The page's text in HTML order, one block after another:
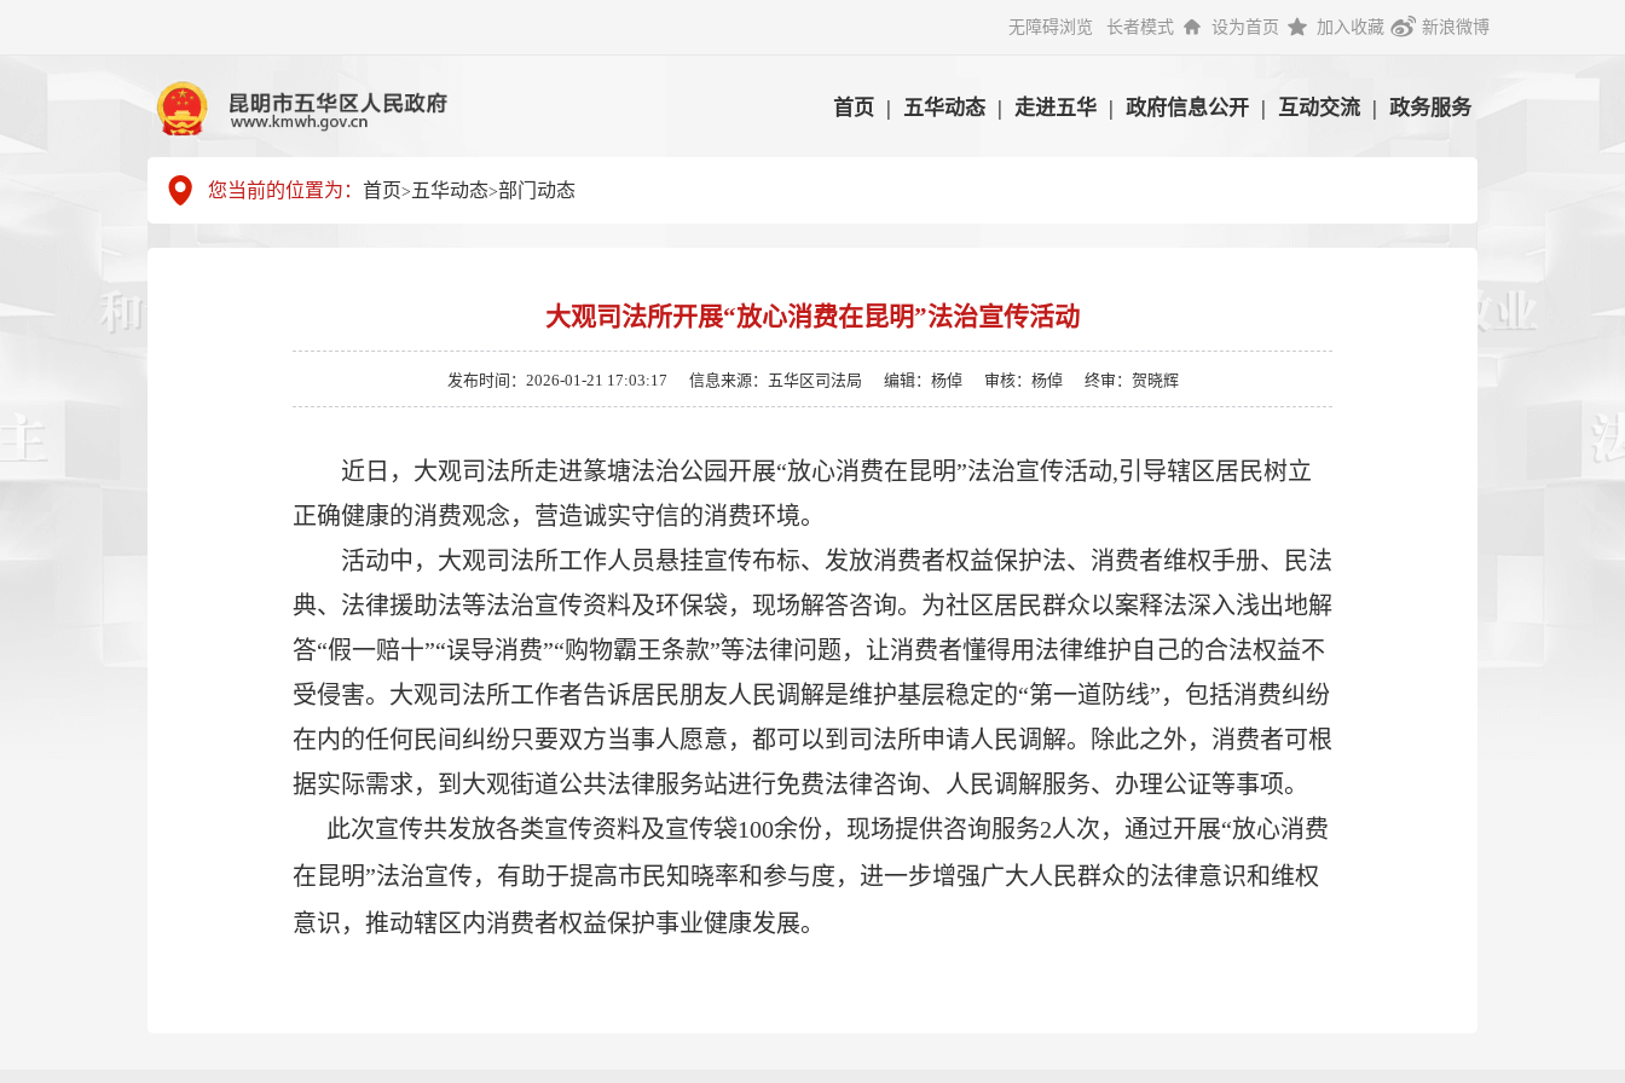
无障碍浏览 长者模式 设为首页 加入收藏 新浪微博
首页 | 五华动态 | 走进五华 | 政府信息公开 | 互动交流 | 政务服务
您当前的位置为： 首页> 五华动态>部门动态
大观司法所开展“放心消费在昆明”法治宣传活动
发布时间：2026-01-21 17:03:17 信息来源：五华区司法局 编辑：杨倬 审核：杨倬 终审：贺晓辉
近日，大观司法所走进篆塘法治公园开展“放心消费在昆明”法治宣传活动,引导辖区居民树立
正确健康的消费观念，营造诚实守信的消费环境。
活动中，大观司法所工作人员悬挂宣传布标、发放消费者权益保护法、消费者维权手册、民法
典、法律援助法等法治宣传资料及环保袋，现场解答咨询。为社区居民群众以案释法深入浅出地解
答“假一赔十”“误导消费”“购物霸王条款”等法律问题，让消费者懂得用法律维护自己的合法权益不
受侵害。大观司法所工作者告诉居民朋友人民调解是维护基层稳定的“第一道防线”，包括消费纠纷
在内的任何民间纠纷只要双方当事人愿意，都可以到司法所申请人民调解。除此之外，消费者可根
据实际需求，到大观街道公共法律服务站进行免费法律咨询、人民调解服务、办理公证等事项。
此次宣传共发放各类宣传资料及宣传袋100余份，现场提供咨询服务2人次，通过开展“放心消费
在昆明”法治宣传，有助于提高市民知晓率和参与度，进一步增强广大人民群众的法律意识和维权
意识，推动辖区内消费者权益保护事业健康发展。